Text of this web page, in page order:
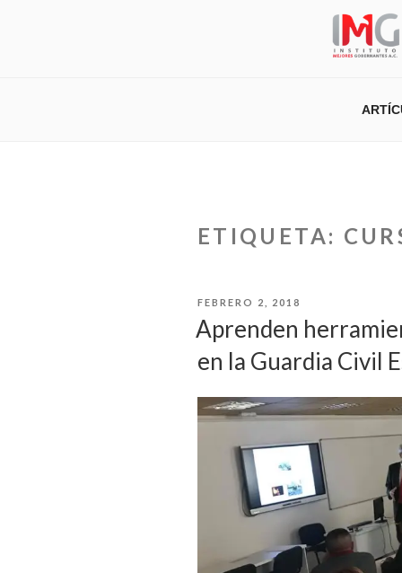
ETIQUETA:
PUBLICADO
FEBRERO 2, 2018
Aprenden
en la Guardia Civil